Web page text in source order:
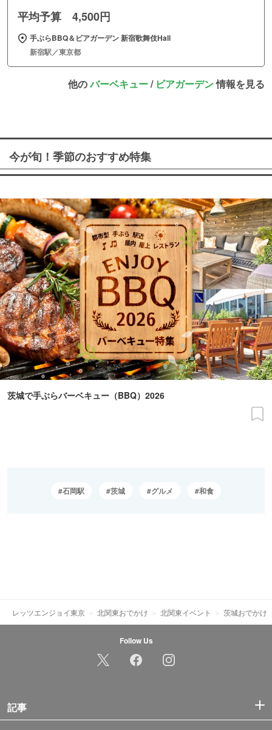
平均予算 4,500円
手ぶらBBQ＆ビアガーデン 新宿歌舞伎Hall
新宿駅／東京都
他のバーベキュー/ ビアガーデン情報を見る
今が旬！季節のおすすめ特集
茨城で手ぶらバーベキュー（BBQ）2026
石岡駅 茨城 グルメ 和食
レッツエンジョイ東京 北関東おでかけ 北関東イベント 茨城おでかけ
Follow Us
記事